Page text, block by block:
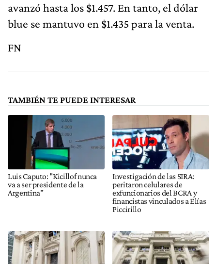
avanzó hasta los $1.457. En tanto, el dólar
blue se mantuvo en $1.435 para la venta.
FN
TAMBIÉN TE PUEDE INTERESAR
Luis Caputo: "Kicillof nunca
va a ser presidente de la
Argentina"
Investigación de las SIRA:
peritaron celulares de
exfuncionarios del BCRA y
financistas vinculados a Elías
Piccirillo